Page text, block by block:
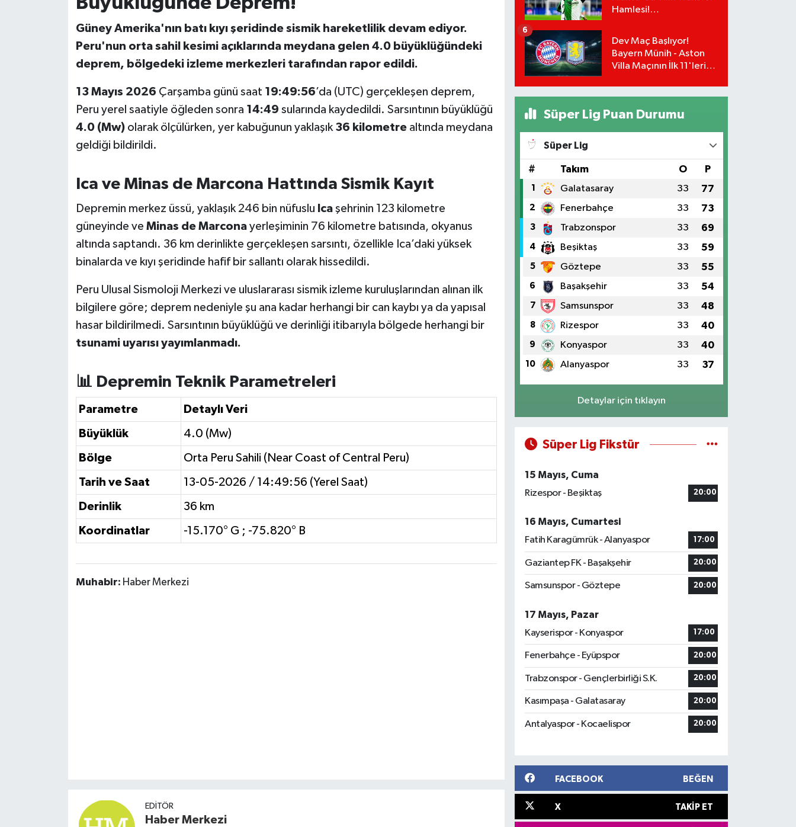
Güney Amerika'nın batı kıyı şeridinde sismik hareketlilik devam ediyor.
Peru'nun orta sahil kesimi açıklarında meydana gelen 4.0 büyüklüğündeki
deprem, bölgedeki izleme merkezleri tarafından rapor edildi.
13 Mayıs 2026 Çarşamba günü saat 19:49:56’da (UTC) gerçekleşen deprem,
Peru yerel saatiyle öğleden sonra 14:49 sularında kaydedildi. Sarsıntının büyüklüğü
4.0 (Mw)olarak ölçülürken, yer kabuğunun yaklaşık 36 kilometrealtında meydana
geldiği bildirildi.
Ica ve Minas de Marcona Hattında Sismik Kayıt
Depremin merkez üssü, yaklaşık 246 bin nüfuslu Icaşehrinin 123 kilometre
güneyinde ve Minas de Marconayerleşiminin 76 kilometre batısında, okyanus
altında saptandı. 36 km derinlikte gerçekleşen sarsıntı, özellikle Ica’daki yüksek
binalarda ve kıyı şeridinde hafif bir sallantı olarak hissedildi.
Peru Ulusal Sismoloji Merkezi ve uluslararası sismik izleme kuruluşlarından alınan ilk
bilgilere göre; deprem nedeniyle şu ana kadar herhangi bir can kaybı ya da yapısal
hasar bildirilmedi. Sarsıntının büyüklüğü ve derinliği itibarıyla bölgede herhangi bir
tsunami uyarısı yayımlanmadı.
📊 Depremin Teknik Parametreleri
Parametre Detaylı Veri
Büyüklük 4.0 (Mw)
Bölge Orta Peru Sahili (Near Coast of Central Peru)
Tarih ve Saat 13-05-2026 / 14:49:56 (Yerel Saat)
Derinlik 36 km
Koordinatlar -15.170° G ; -75.820° B
Muhabir: Haber Merkezi
EDITÖR
Haber Merkezi
Hamlesi!
Düğmeye Basıldı!
Dev Maç Başlıyor!
Bayern Münih - Aston
Villa Maçının İlk 11'leri
6
Süper Lig Puan Durumu
Süper Lig
# Takım O P
1 Galatasaray 33 77
2 Fenerbahçe 33 73
3 Trabzonspor 33 69
4 Beşiktaş 33 59
5 Göztepe 33 55
6 Başakşehir 33 54
7 Samsunspor 33 48
8 Rizespor 33 40
9 Konyaspor 33 40
10 Alanyaspor 33 37
Detaylar için tıklayın
Süper Lig Fikstür
15 Mayıs, Cuma
Rizespor - Beşiktaş
20:00
16 Mayıs, Cumartesi
Fatih Karagümrük - Alanyaspor
17:00
Gaziantep FK - Başakşehir 20:00
Samsunspor - Göztepe 20:00
17 Mayıs, Pazar
Kayserispor - Konyaspor
17:00
Fenerbahçe - Eyüpspor 20:00
Trabzonspor - Gençlerbirliği S.K. 20:00
Kasımpaşa - Galatasaray 20:00
Antalyaspor - Kocaelispor 20:00
FACEBOOK BEĞEN
X TAKIP ET
KÜLTÜR-SANAT
MAGAZİN
OTOMOTİV
Resmi İlanlar
SÜRMANŞET